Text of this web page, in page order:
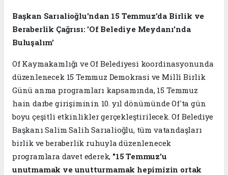
Başkan Sarıalioğlu'ndan 15 Temmuz'da Birlik ve
Beraberlik Çağrısı: 'Of Belediye Meydanı'nda
Buluşalım'
Of Kaymakamlığı ve Of Belediyesi koordinasyonunda
düzenlenecek 15 Temmuz Demokrasi ve Millî Birlik
Günü anma programları kapsamında, 15 Temmuz
hain darbe girişiminin 10. yıl dönümünde Of'ta gün
boyu çeşitli etkinlikler gerçekleştirilecek. Of Belediye
Başkanı Salim Salih Sarıalioğlu, tüm vatandaşları
birlik ve beraberlik ruhuyla düzenlenecek
programlara davet ederek, "15 Temmuz'u
unutmamak ve unutturmamak hepimizin ortak